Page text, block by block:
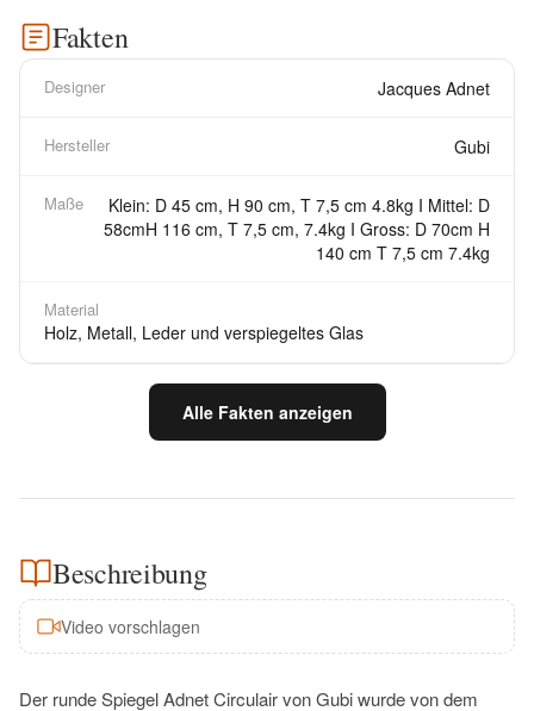
Fakten
Designer Jacques Adnet
Hersteller Gubi
Maße
Klein: D 45 cm, H 90 cm, T 7,5 cm 4.8kg I Mittel: D
58cmH 116 cm, T 7,5 cm, 7.4kg I Gross: D 70cm H
140 cm T 7,5 cm 7.4kg
Material
Holz, Metall, Leder und verspiegeltes Glas
Alle Fakten anzeigen
Beschreibung
Video vorschlagen
Der runde Spiegel Adnet Circulair von Gubi wurde von dem